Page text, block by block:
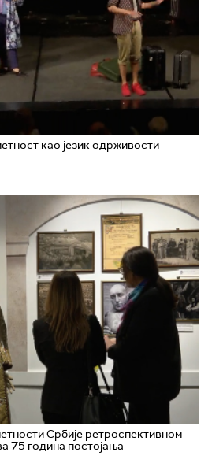
као језик одрживости
Србије ретроспективном
75 година постојања